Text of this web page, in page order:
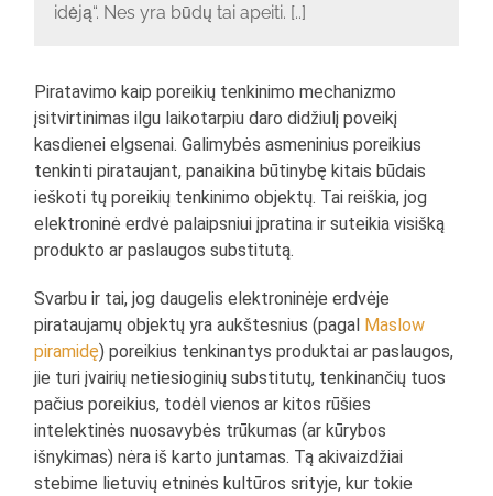
idėją“. Nes yra būdų tai apeiti. [..]
Piratavimo kaip poreikių tenkinimo mechanizmo
įsitvirtinimas ilgu laikotarpiu daro didžiulį poveikį
kasdienei elgsenai. Galimybės asmeninius poreikius
tenkinti pirataujant, panaikina būtinybę kitais būdais
ieškoti tų poreikių tenkinimo objektų. Tai reiškia, jog
elektroninė erdvė palaipsniui įpratina ir suteikia visišką
produkto ar paslaugos substitutą.
Svarbu ir tai, jog daugelis elektroninėje erdvėje
pirataujamų objektų yra aukštesnius (pagal Maslow
piramidę) poreikius tenkinantys produktai ar paslaugos,
jie turi įvairių netiesioginių substitutų, tenkinančių tuos
pačius poreikius, todėl vienos ar kitos rūšies
intelektinės nuosavybės trūkumas (ar kūrybos
išnykimas) nėra iš karto juntamas. Tą akivaizdžiai
stebime lietuvių etninės kultūros srityje, kur tokie